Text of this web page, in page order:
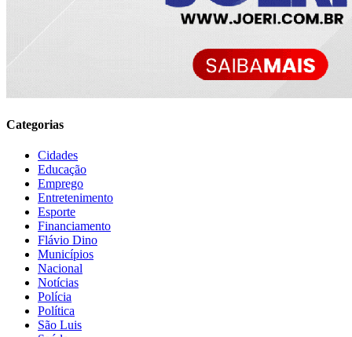
Categorias
Cidades
Educação
Emprego
Entretenimento
Esporte
Financiamento
Flávio Dino
Municípios
Nacional
Notícias
Polícia
Política
São Luis